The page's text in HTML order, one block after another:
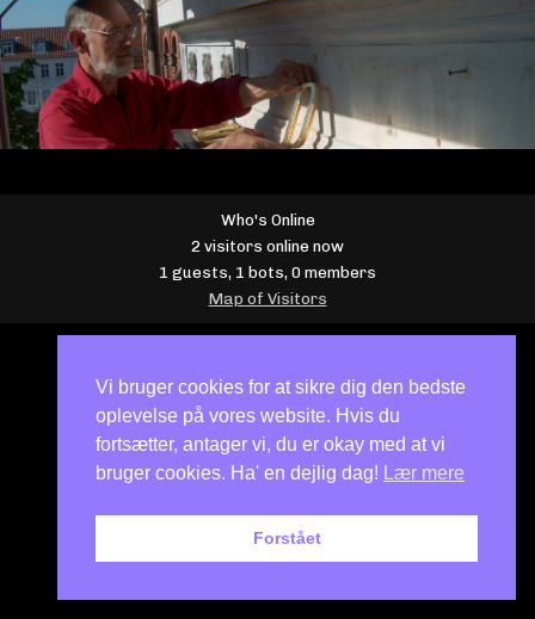
Who's Online
2 visitors online now
1 guests, 1 bots, 0 members
Map of Visitors
Vi bruger cookies for at sikre dig den bedste
oplevelse på vores website. Hvis du
fortsætter, antager vi, du er okay med at vi
bruger cookies. Ha' en dejlig dag!
Lær mere
Forstået